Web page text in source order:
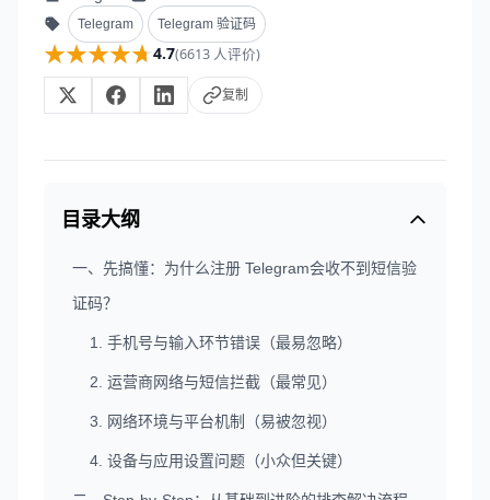
Telegram Telegram 验证码
★★★★★
★★★★★4.7(6613 人评价)
复制
目录大纲
一、先搞懂：为什么注册 Telegram会收不到短信验
证码？
1. 手机号与输入环节错误（最易忽略）
2. 运营商网络与短信拦截（最常见）
3. 网络环境与平台机制（易被忽视）
4. 设备与应用设置问题（小众但关键）